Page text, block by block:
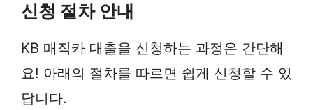
신청 절차 안내
KB 매직카 대출을 신청하는 과정은 간단해
요! 아래의 절차를 따르면 쉽게 신청할 수 있
답니다.